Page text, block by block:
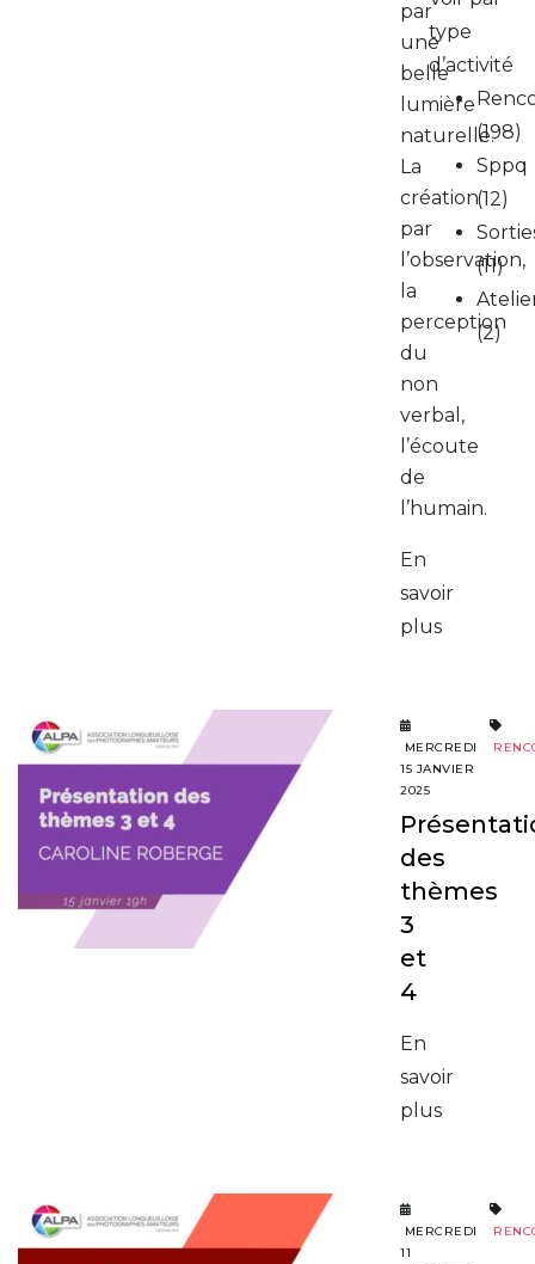
par
une
belle
lumière
naturelle.
La
création
par
l’observation,
la
perception
du
non
verbal,
l’écoute
de
l’humain.
En
savoir
plus
MERCREDI
15 JANVIER
2025
des
thèmes
3
et
4
En
savoir
plus
MERCREDI
11
type
d’activité
(198)
Sppq
(12)
(11)
(2)